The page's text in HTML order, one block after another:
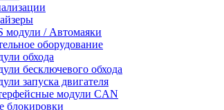
модули / Автомаяки
оборудование
обхода
бесключевого обхода
запуска двигателя
модули CAN
блокировки